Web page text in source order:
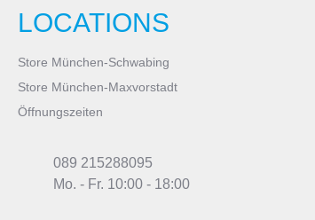
LOCATIONS
Store München-Schwabing
Store München-Maxvorstadt
Öffnungszeiten
089 215288095
Mo. - Fr. 10:00 - 18:00